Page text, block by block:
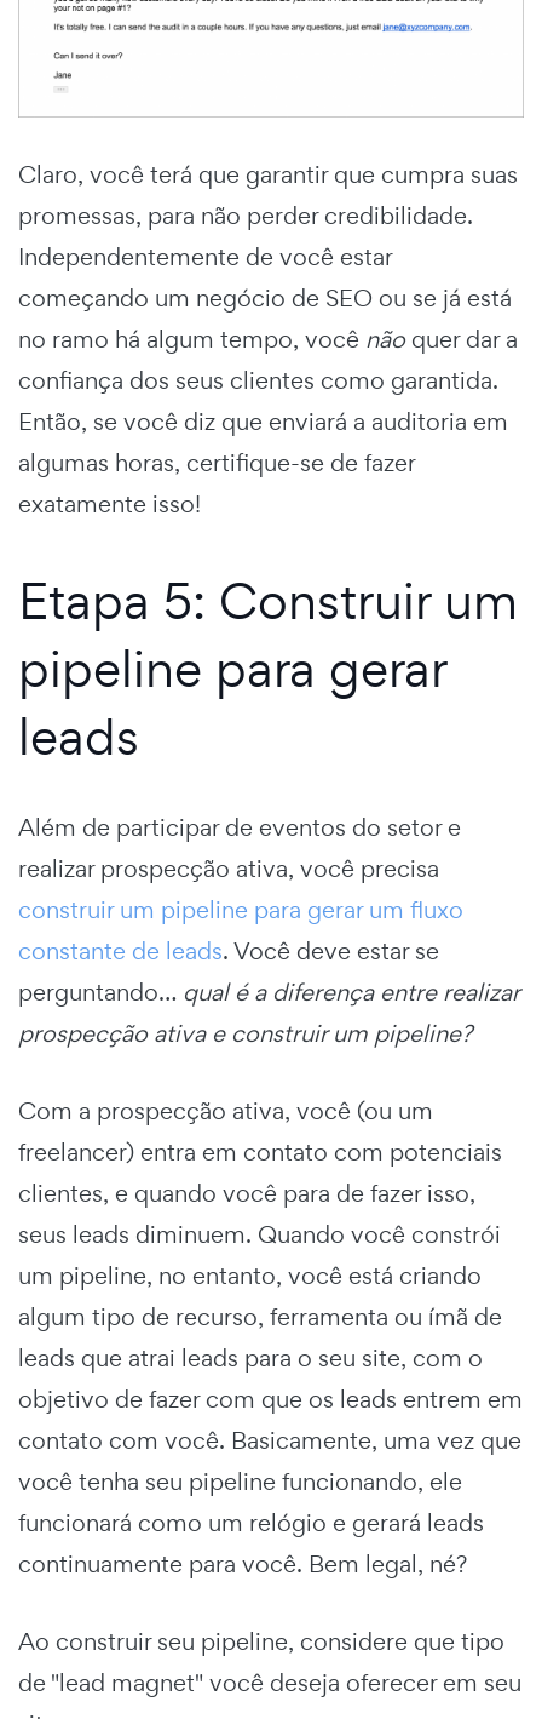
Claro, você terá que garantir que cumpra suas
promessas, para não perder credibilidade.
Independentemente de você estar
começando um negócio de SEO ou se já está
no ramo há algum tempo, você nãoquer dar a
confiança dos seus clientes como garantida.
Então, se você diz que enviará a auditoria em
algumas horas, certifique-se de fazer
exatamente isso!
Etapa 5: Construir um
pipeline para gerar
leads
Além de participar de eventos do setor e
realizar prospecção ativa, você precisa
construir um pipeline para gerar um fluxo
constante de leads. Você deve estar se
perguntando… qual é a diferença entre realizar
prospecção ativa e construir um pipeline?
Com a prospecção ativa, você (ou um
freelancer) entra em contato com potenciais
clientes, e quando você para de fazer isso,
seus leads diminuem. Quando você constrói
um pipeline, no entanto, você está criando
algum tipo de recurso, ferramenta ou ímã de
leads que atrai leads para o seu site, com o
objetivo de fazer com que os leads entrem em
contato com você. Basicamente, uma vez que
você tenha seu pipeline funcionando, ele
funcionará como um relógio e gerará leads
continuamente para você. Bem legal, né?
Ao construir seu pipeline, considere que tipo
de "lead magnet" você deseja oferecer em seu